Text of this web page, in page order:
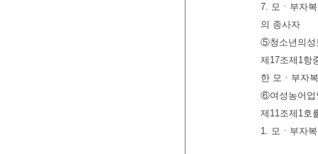
7. 모ㆍ부자
의 종사자
⑤청소년의성
제17조제1항
한 모ㆍ부자
⑥여성농어업
제11조제1호
1. 모ㆍ부자